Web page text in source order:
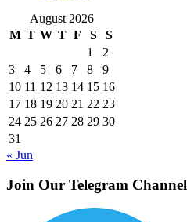
August 2026
M T W T F S
S
1
2
3
4 5 6 7 8
9
10 11 12 13 14 15 16
17 18 19 20 21 22 23
24 25 26 27 28 29 30
31
« Jun
Join Our Telegram Channel